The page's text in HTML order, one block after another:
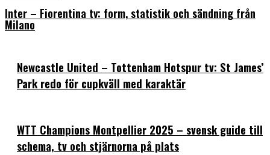
Inter – Fiorentina tv: form, statistik och sändning från
Milano
Newcastle United – Tottenham Hotspur tv: St James’
Park redo för cupkväll med karaktär
WTT Champions Montpellier 2025 – svensk guide till
schema, tv och stjärnorna på plats